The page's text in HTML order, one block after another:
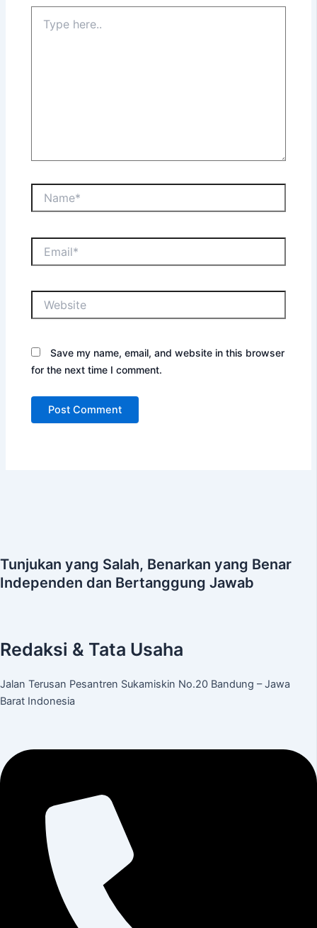
here..
Save my name, email, and website in this browser
for the next time I comment.
Tunjukan yang Salah, Benarkan yang Benar
Independen dan Bertanggung Jawab
Redaksi & Tata Usaha
Jalan Terusan Pesantren Sukamiskin No.20 Bandung – Jawa
Barat Indonesia